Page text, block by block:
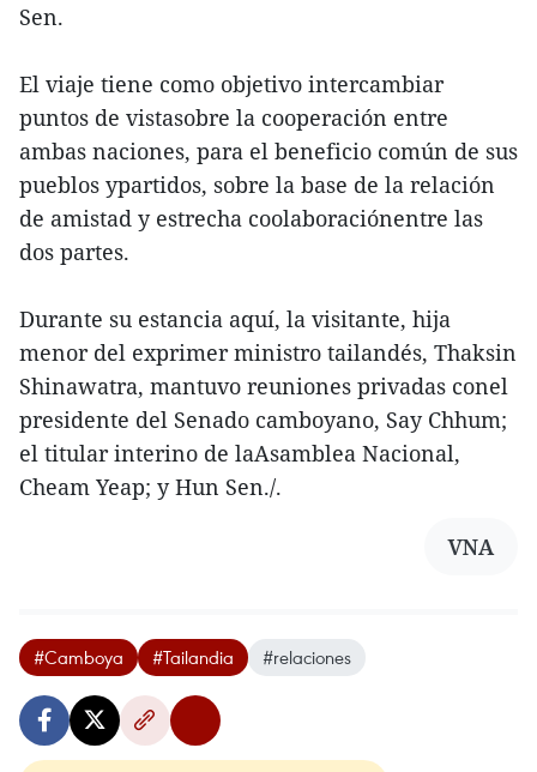
Sen.
El viaje tiene como objetivo intercambiar
puntos de vistasobre la cooperación entre
ambas naciones, para el beneficio común de sus
pueblos ypartidos, sobre la base de la relación
de amistad y estrecha coolaboraciónentre las
dos partes.
Durante su estancia aquí, la visitante, hija
menor del exprimer ministro tailandés, Thaksin
Shinawatra, mantuvo reuniones privadas conel
presidente del Senado camboyano, Say Chhum;
el titular interino de laAsamblea Nacional,
Cheam Yeap; y Hun Sen./.
VNA
#Camboya #Tailandia #relaciones